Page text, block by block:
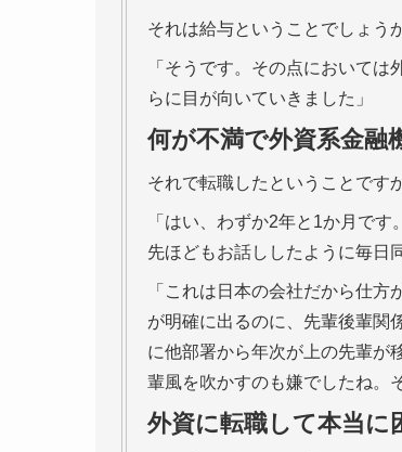
それは給与ということでしょうか
「そうです。その点において
らに目が向いていきました」
何が不満で外資系金融
それで転職したということですか
「はい、わずか2年と1か月で
先ほどもお話ししたように毎日
「これは日本の会社だから仕
が明確に出るのに、先輩後輩関
に他部署から年次が上の先輩が
輩風を吹かすのも嫌でしたね。
外資に転職して本当に